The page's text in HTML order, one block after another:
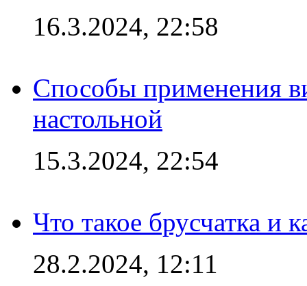
16.3.2024, 22:58
Способы применения
настольной
15.3.2024, 22:54
Что такое брусчатка и
28.2.2024, 12:11